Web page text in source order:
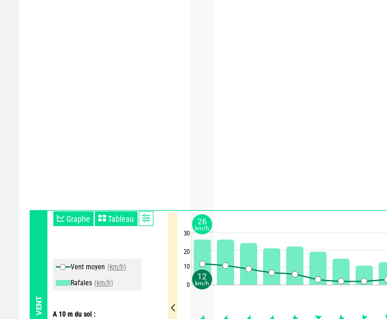
VENT
Graphe Tableau
Vent moyen (km/h)
Rafales (km/h)
A 10 m du sol :
30
20
10
0
12
km/h
26
km/h